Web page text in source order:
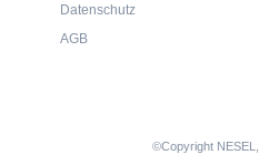
Datenschutz
AGB
©Copyright